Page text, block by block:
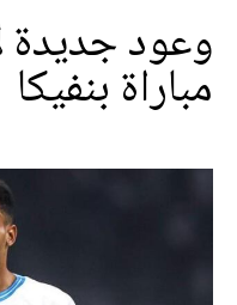
وعود جديدة
مباراة بنفيكا